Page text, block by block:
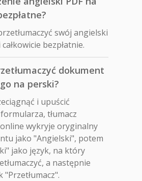
swój angielski
bezpłatnie.
dokument
na perski?
i upuścić
tłumacz
wykryje oryginalny
jako "Angielski", potem
jako język, na który
a następnie